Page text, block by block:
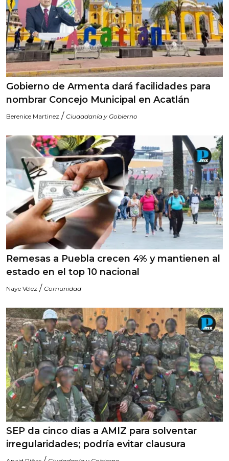
Gobierno de Armenta dará facilidades para
nombrar Concejo Municipal en Acatlán
Berenice Martinez / Ciudadanía y Gobierno
Remesas a Puebla crecen 4% y mantienen al
estado en el top 10 nacional
Naye Vélez / Comunidad
SEP da cinco días a AMIZ para solventar
irregularidades; podría evitar clausura